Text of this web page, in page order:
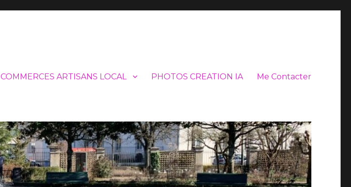
COMMERCES ARTISANS LOCAL PHOTOS CREATION IA Me Contacter